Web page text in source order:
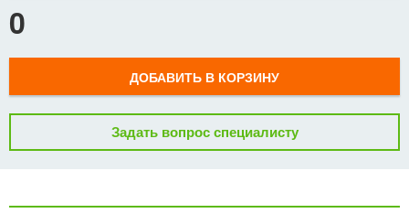
0
ДОБАВИТЬ В КОРЗИНУ
Задать вопрос специалисту